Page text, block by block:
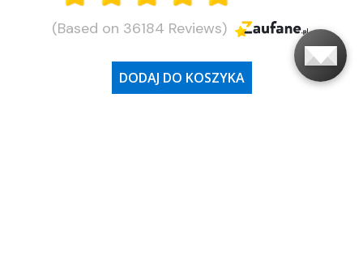
DODAJ DO KOSZYKA
(Based on 36184 Reviews)
Obsługa klienta